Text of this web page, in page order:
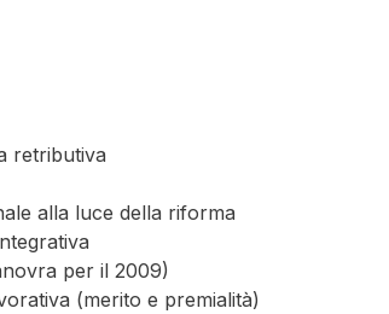
retributiva
alla luce della riforma
per il 2009)
(merito e premialità)